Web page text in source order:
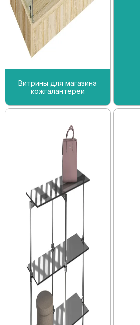
Витрины для магазина
кожгалантереи